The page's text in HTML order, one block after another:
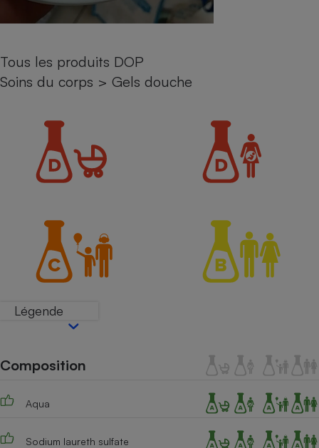
Tous les produits DOP
Soins du corps > Gels douche
Légende
Composition
Aqua
Sodium laureth sulfate
bouteille
Petit électroménager -
induction
Téléviseur
Matelas
Radiateur électrique
Ventilateur